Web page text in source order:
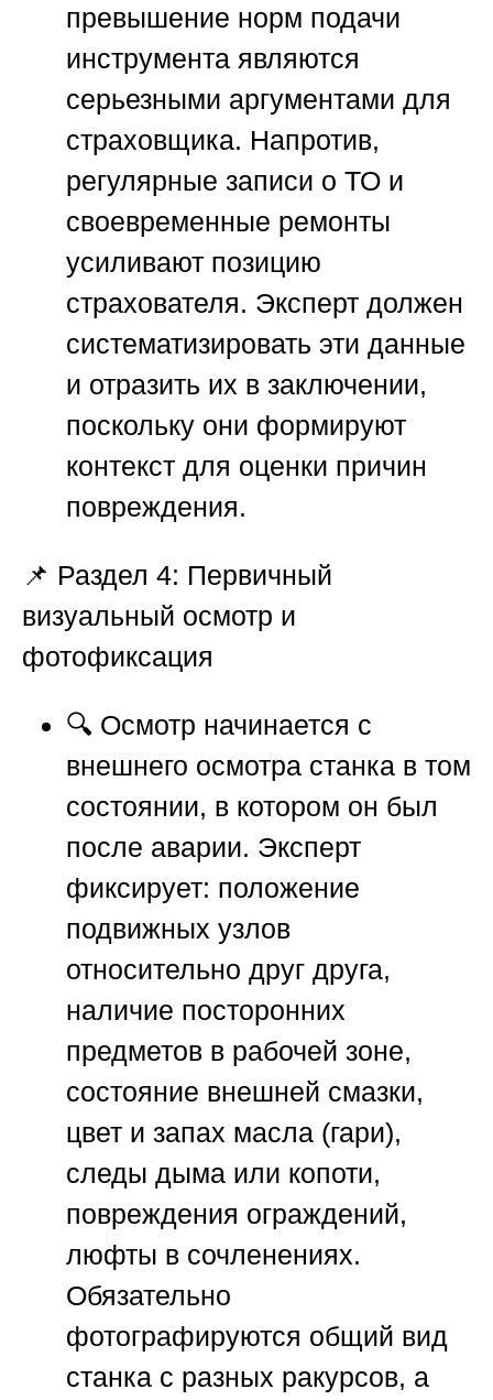
превышение норм подачи
инструмента являются
серьезными аргументами для
страховщика. Напротив,
регулярные записи о ТО и
своевременные ремонты
усиливают позицию
страхователя. Эксперт должен
систематизировать эти данные
и отразить их в заключении,
поскольку они формируют
контекст для оценки причин
повреждения.
📌 Раздел 4: Первичный
визуальный осмотр и
фотофиксация
🔍 Осмотр начинается с
внешнего осмотра станка в том
состоянии, в котором он был
после аварии. Эксперт
фиксирует: положение
подвижных узлов
относительно друг друга,
наличие посторонних
предметов в рабочей зоне,
состояние внешней смазки,
цвет и запах масла (гари),
следы дыма или копоти,
повреждения ограждений,
люфты в сочленениях.
Обязательно
фотографируются общий вид
станка с разных ракурсов, а